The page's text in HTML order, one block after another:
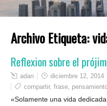
Archivo Etiqueta:
Reflexion sobre el
adan diciembre 12, 2014
compartir,frase
«Solamente una vida